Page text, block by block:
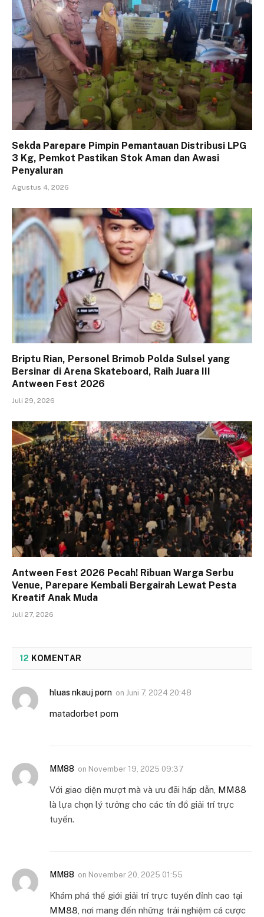
Sekda Parepare Pimpin Pemantauan Distribusi LPG
3 Kg, Pemkot Pastikan Stok Aman dan Awasi
Penyaluran
Agustus 4, 2026
Briptu Rian, Personel Brimob Polda Sulsel yang
Bersinar di Arena Skateboard, Raih Juara III
Antween Fest 2026
Juli 29, 2026
Antween Fest 2026 Pecah! Ribuan Warga Serbu
Venue, Parepare Kembali Bergairah Lewat Pesta
Kreatif Anak Muda
Juli 27, 2026
12 KOMENTAR
hluas nkauj porn on Juni 7, 2024 20:48
matadorbet porn
MM88 on November 19, 2025 09:37
Với giao diện mượt mà và ưu đãi hấp dẫn, MM88
là lựa chọn lý tưởng cho các tín đồ giải trí trực
tuyến.
MM88 on November 20, 2025 01:55
Khám phá thế giới giải trí trực tuyến đỉnh cao tại
MM88 , nơi mang đến những trải nghiệm cá cược